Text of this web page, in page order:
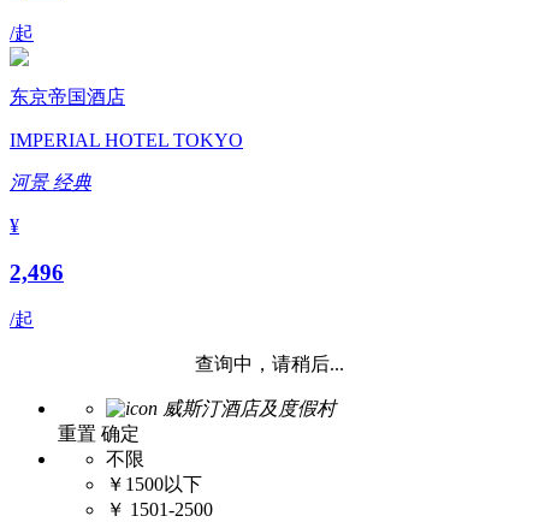
/起
东京帝国酒店
IMPERIAL HOTEL TOKYO
河景 经典
¥
2,496
/起
查询中，请稍后...
威斯汀酒店及度假村
重置 确定
不限
￥1500以下
￥ 1501-2500